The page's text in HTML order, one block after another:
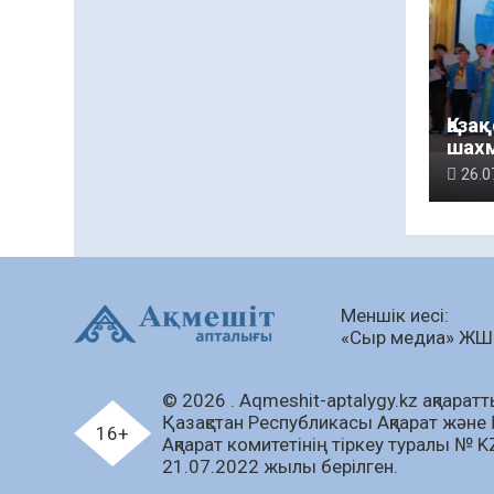
Меншік иесі:
«Сыр медиа»
16+
© 2026 . Аqmeshit-aptalygy.kz
Қазақстан Республикасы Ақпарат
Ақпарат комитетінің тіркеу туралы №
21.07.2022 жылы берілген.